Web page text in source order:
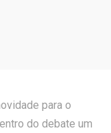
para o
do debate um